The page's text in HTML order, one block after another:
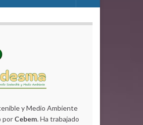
y Medio Ambiente
por Cebem. Ha trabajado